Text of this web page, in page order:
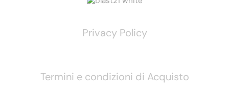
Privacy Policy
Termini e condizioni di Acquisto